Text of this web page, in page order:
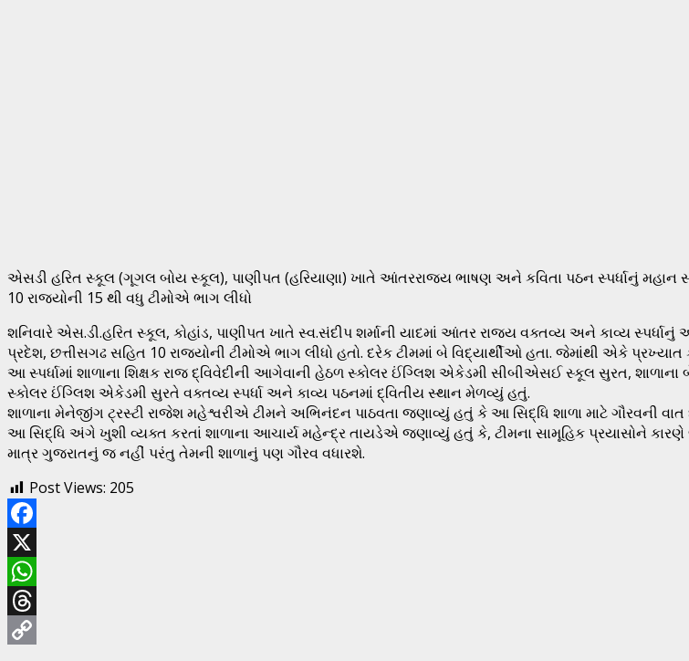
એસડી હરિત સ્કૂલ (ગૂગલ બોય સ્કૂલ), પાણીપત (હરિયાણા) ખાતે આંતરરાજ્ય ભાષણ અને કવિતા પઠન સ્પર્ધાનું મહાન
10 રાજ્યોની 15 થી વધુ ટીમોએ ભાગ લીધો
શનિવારે એસ.ડી.હરિત સ્કૂલ, કોહાંડ, પાણીપત ખાતે સ્વ.સંદીપ શર્માની યાદમાં આંતર રાજ્ય વક્તવ્ય અને કાવ્ય
પ્રદેશ, છત્તીસગઢ સહિત 10 રાજ્યોની ટીમોએ ભાગ લીધો હતો. દરેક ટીમમાં બે વિદ્યાર્થીઓ હતા. જેમાંથી એકે
આ સ્પર્ધામાં શાળાના શિક્ષક રાજ દ્વિવેદીની આગેવાની હેઠળ સ્કોલર ઈંગ્લિશ એકેડમી સીબીએસઈ સ્કૂલ સુરત,
સ્કોલર ઈંગ્લિશ એકેડમી સુરતે વક્તવ્ય સ્પર્ધા અને કાવ્ય પઠનમાં દ્વિતીય સ્થાન મેળવ્યું હતું.
શાળાના મેનેજીંગ ટ્રસ્ટી રાજેશ મહેશ્વરીએ ટીમને અભિનંદન પાઠવતા જણાવ્યું હતું કે આ સિદ્ધિ શાળા માટે ગૌરવની વાત
આ સિદ્ધિ અંગે ખુશી વ્યક્ત કરતાં શાળાના આચાર્ય મહેન્દ્ર તાયડેએ જણાવ્યું હતું કે, ટીમના સામૂહિક પ્રયાસોને
માત્ર ગુજરાતનું જ નહીં પરંતુ તેમની શાળાનું પણ ગૌરવ વધારશે.
Post Views: 205
Facebook
X
WhatsApp
Threads